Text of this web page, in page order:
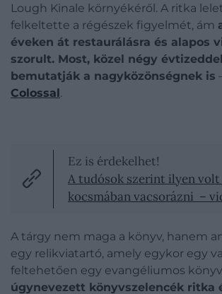
Lough Kinale környékéről. A ritka
felkeltette a régészek figyelmét, ám
éveken át restaurálásra és alapos
szorult. Most, közel négy
bemutatják a nagyközönségnek is
Colossal.
Ez is érdekelhet!
A tudósok szerint ilyen volt
kocsmában vacsorázni –
A tárgy nem maga a könyv, hanem
egy relikviatartó, amely egykor egy
feltehetően egy evangéliumos
úgynevezett könyvszelencék ritka